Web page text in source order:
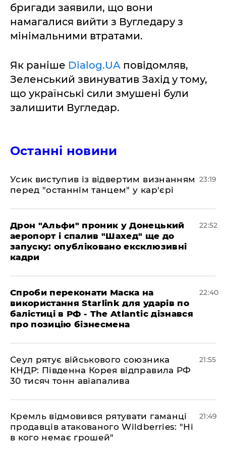
бригади заявили, що вони
намагалися вийти з Вугледару з
мінімальними втратами.
Як раніше Dialog.UA повідомляв,
Зеленський звинуватив Захід у тому,
що українські сили змушені були
залишити Вугледар.
Останні новини
​Усик виступив із відвертим визнанням
перед "останнім танцем" у кар'єрі
23:19
​Дрон "Альфи" проник у Донецький
аеропорт і спалив "Шахед" ще до
запуску: опубліковано ексклюзивні
кадри
22:52
​Спроби переконати Маска на
використання Starlink для ударів по
балістиці в РФ - The Atlantic дізнався
про позицію бізнесмена
22:40
​Сеул рятує військового союзника
КНДР: Південна Корея відправила РФ
30 тисяч тонн авіапалива
21:55
​Кремль відмовився рятувати гаманці
продавців атакованого Wildberries: "Ні
в кого немає грошей"
21:49